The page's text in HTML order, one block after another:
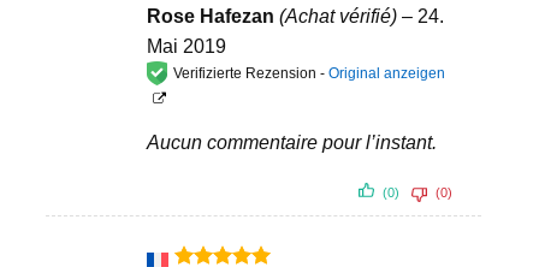
Bewertet
von 5
Rose Hafezan(Achat vérifié) – 24.
Mai 2019
Verifizierte Rezension -Original anzeigen
Aucun commentaire pour l’instant.
(0) (0)